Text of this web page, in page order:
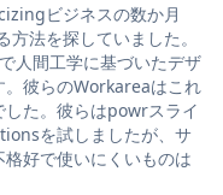
ビジネスの数か月
法を探していました。
人間工学に基づいたデザ
。彼らのWorkareaはこれ
た。彼らはpowrスライ
を試しましたが、サ
好で使いにくいものは